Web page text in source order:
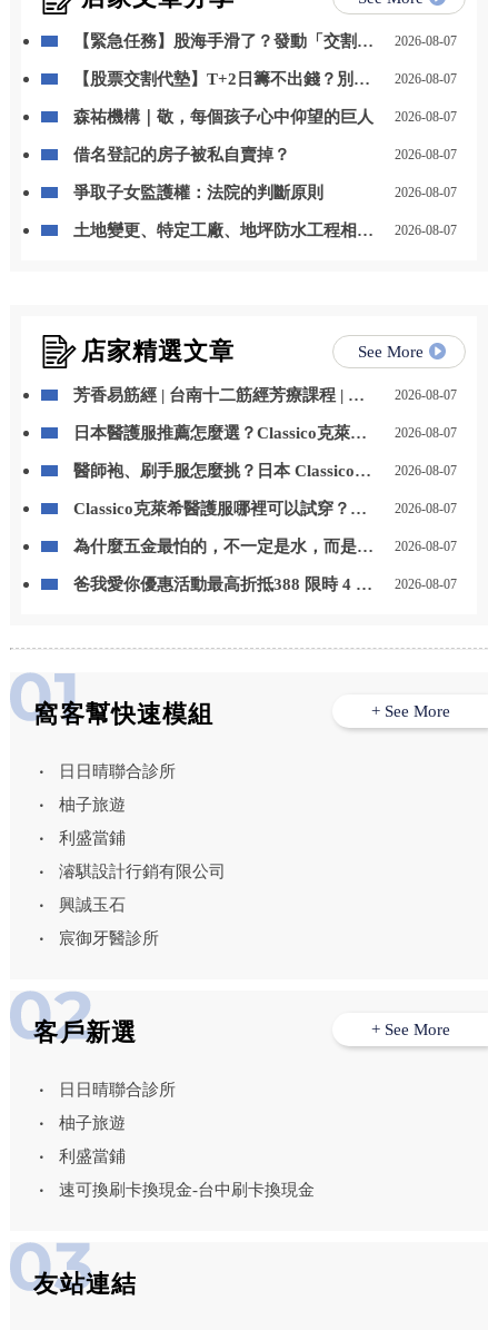
【緊急任務】股海手滑了？發動「交割救
2026-08-07
【股票交割代墊】T+2日籌不出錢？別
2026-08-07
森祐機構｜敬，每個孩子心中仰望的巨人 2026-08-07
借名登記的房子被私自賣掉？ 2026-08-07
爭取子女監護權：法院的判斷原則 2026-08-07
土地變更、特定工廠、地坪防水工程相關
2026-08-07
店家精選文章 See More
芳香易筋經 | 台南十二筋經芳療課程 | 台
2026-08-07
日本醫護服推薦怎麼選？Classico克萊希
2026-08-07
醫師袍、刷手服怎麼挑？日本 Classico克
2026-08-07
Classico克萊希醫護服哪裡可以試穿？
2026-08-07
為什麼五金最怕的，不一定是水，而是
中室內鍍膜｜台中地板鍍膜｜台中家具鍍
2026-08-07
爸我愛你優惠活動最高折抵388 限時 4 天
2026-08-07
窩客幫快速模組
日日晴聯合診所
柚子旅遊
利盛當鋪
濬騏設計行銷有限公司
興誠玉石
宸御牙醫診所
+ See More
客戶新選
日日晴聯合診所
柚子旅遊
利盛當鋪
速可換刷卡換現金-台中刷卡換現金
+ See More
友站連結